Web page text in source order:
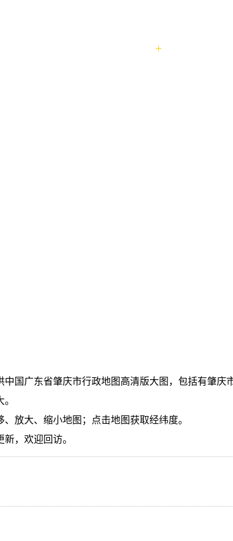
国广东省肇庆市行政地图高清版大图，包括有肇
、放大、缩小地图；点击地图获取经纬度。
，欢迎回访。